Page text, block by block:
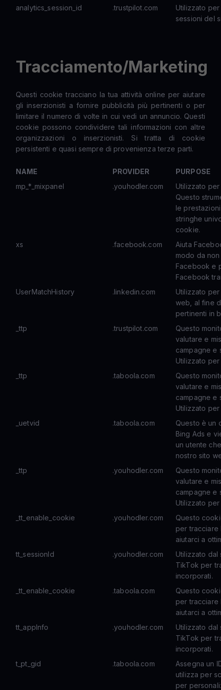
analytics_session_id .trustpilot.com
Utilizzato
sessioni del
Tracciamento/Marketing
Questi cookie tracciano la tua attività online per aiutare
gli inserzionisti a fornire pubblicità più pertinenti o per
limitare il numero di volte in cui vedi un annuncio. Questi
cookie possono condividere tali informazioni con altre
organizzazioni o inserzionisti. Si tratta di cookie
persistenti e quasi sempre di provenienza terze parti.
NAME PROVIDER
PURPOSE
mp_*_mixpanel
.youhodler.com
Utilizzato
Questo
le
stringhe
cookie.
xs
.facebook.com
Aiuta
modo da
Facebook e
Facebook
UserMatchHistory
.linkedin.com
Utilizzato
web, al fine
pertinenti in
_ttp
.trustpilot.com
Questo
valutare e
campagne e
Utilizzato
_ttp
.taboola.com
Questo
valutare e
campagne e
Utilizzato
_uetvid
.taboola.com
Questo è un
Bing Ads e
un utente
nostro sito
_ttp
.youhodler.com
Questo
valutare e
campagne e
Utilizzato
_tt_enable_cookie
.youhodler.com
Questo
per tracciare
aiutarci a
tt_sessionId
.youhodler.com
Utilizzato
TikTok per
incorporati.
_tt_enable_cookie
.taboola.com
Questo
per tracciare
aiutarci a
tt_appInfo
.youhodler.com
Utilizzato
TikTok per
incorporati.
t_pt_gid
.taboola.com
Assegna un
utilizza per
per